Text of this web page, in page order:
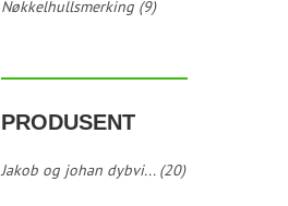
Nøkkelhullsmerking (9)
PRODUSENT
Jakob og johan dybvi... (20)